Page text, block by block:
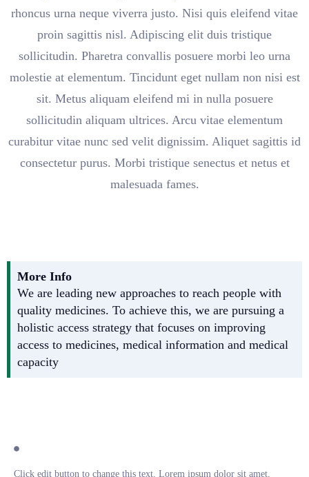
rhoncus urna neque viverra justo. Nisi quis eleifend vitae
proin sagittis nisl. Adipiscing elit duis tristique
sollicitudin. Pharetra convallis posuere morbi leo urna
molestie at elementum. Tincidunt eget nullam non nisi est
sit. Metus aliquam eleifend mi in nulla posuere
sollicitudin aliquam ultrices. Arcu vitae elementum
curabitur vitae nunc sed velit dignissim. Aliquet sagittis id
consectetur purus. Morbi tristique senectus et netus et
malesuada fames.
More Info
We are leading new approaches to reach people with
quality medicines. To achieve this, we are pursuing a
holistic access strategy that focuses on improving
access to medicines, medical information and medical
capacity
Click edit button to change this text. Lorem ipsum dolor sit amet,